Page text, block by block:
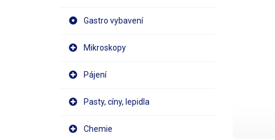
Gastro vybavení
Mikroskopy
Pájení
Pasty, cíny, lepidla
Chemie